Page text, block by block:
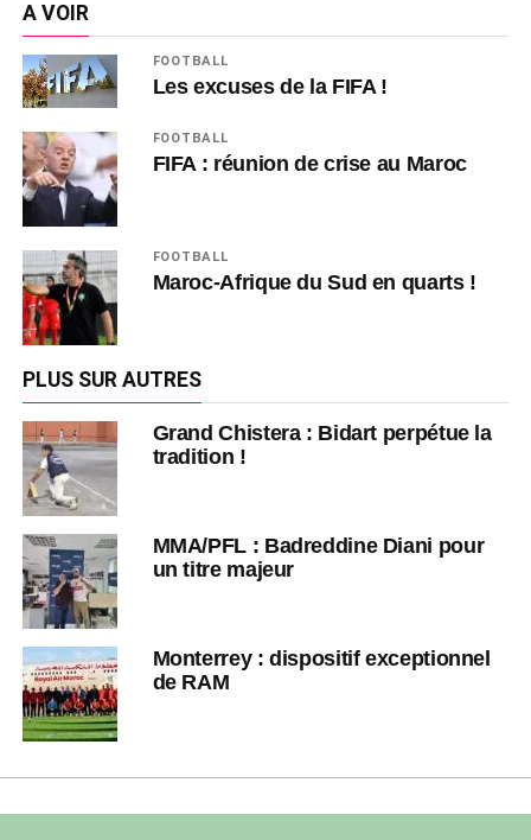
A VOIR
FOOTBALL
Les excuses de la FIFA !
FOOTBALL
FIFA : réunion de crise au Maroc
FOOTBALL
Maroc-Afrique du Sud en quarts !
PLUS SUR AUTRES
Grand Chistera : Bidart perpétue la
tradition !
MMA/PFL : Badreddine Diani pour
un titre majeur
Monterrey : dispositif exceptionnel
de RAM